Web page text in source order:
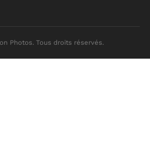
Photos. Tous droits réservés.